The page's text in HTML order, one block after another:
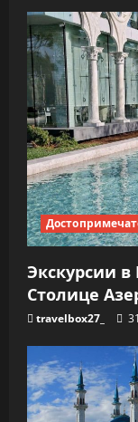
Экскурсии
Столице
travelbox27_